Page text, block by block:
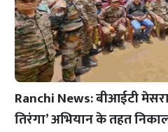
Ranchi News: बीआईटी
तिरंगा’ अभियान के तहत